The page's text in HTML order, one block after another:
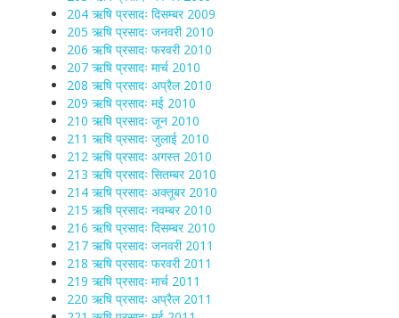
204 ऋषि प्रसादः दिसम्बर 2009
205 ऋषि प्रसादः जनवरी 2010
206 ऋषि प्रसादः फरवरी 2010
207 ऋषि प्रसादः मार्च 2010
208 ऋषि प्रसादः अप्रैल 2010
209 ऋषि प्रसादः मई 2010
210 ऋषि प्रसादः जून 2010
211 ऋषि प्रसादः जुलाई 2010
212 ऋषि प्रसादः अगस्त 2010
213 ऋषि प्रसादः सितम्बर 2010
214 ऋषि प्रसादः अक्तूबर 2010
215 ऋषि प्रसादः नवम्बर 2010
216 ऋषि प्रसादः दिसम्बर 2010
217 ऋषि प्रसादः जनवरी 2011
218 ऋषि प्रसादः फरवरी 2011
219 ऋषि प्रसादः मार्च 2011
220 ऋषि प्रसादः अप्रैल 2011